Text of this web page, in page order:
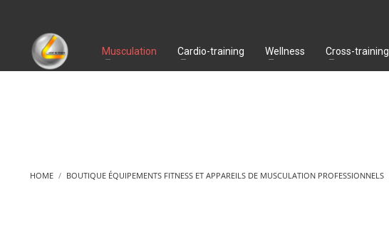
Musculation Cardio-training Wellness Cross-training
HOME BOUTIQUE ÉQUIPEMENTS FITNESS ET APPAREILS DE MUSCULATION PROFESSIONNELS